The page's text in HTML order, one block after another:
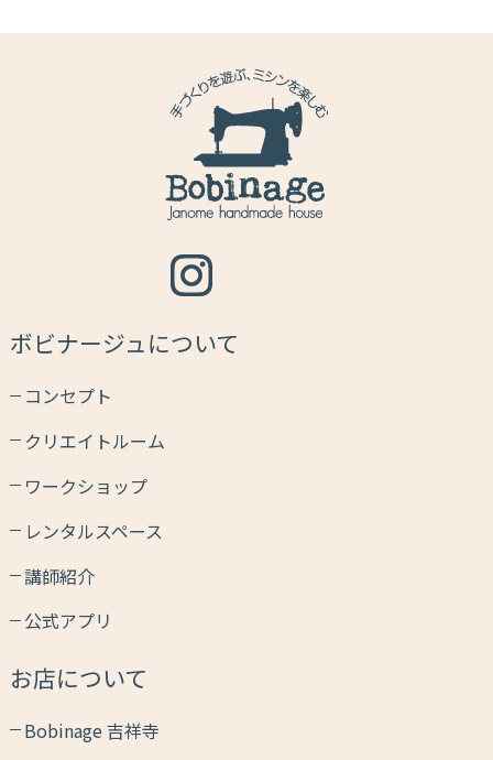
ボビナージュについて
コンセプト
クリエイトルーム
ワークショップ
レンタルスペース
講師紹介
公式アプリ
お店について
Bobinage 吉祥寺